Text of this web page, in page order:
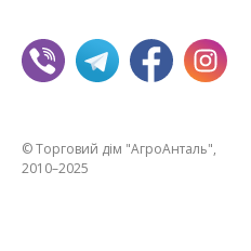
© Торговий дім "АгроАнталь",
2010–2025